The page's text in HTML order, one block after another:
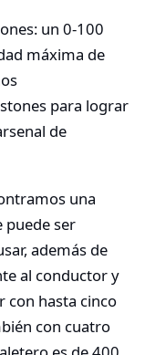
un 0-100
máxima de
para lograr
de
una
puede ser
además de
al conductor y
con hasta cinco
con cuatro